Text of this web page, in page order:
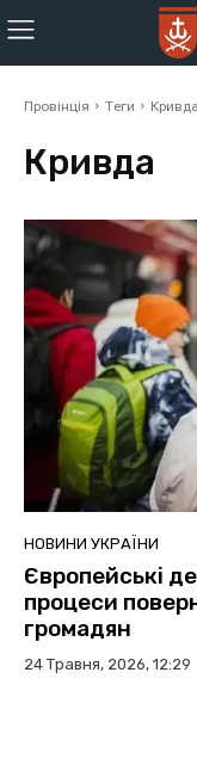
Провінція Теги Кривда
Кривда
НОВИНИ УКРАЇНИ
Європейські
процеси
громадян
24 Травня, 2026, 12:29